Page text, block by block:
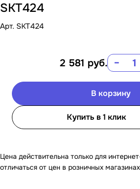
SKT424
Арт. SKT424
2 581 руб. −
В корзину
Купить в 1 клик
Цена действительна только для
отличаться от цен в розничных магазинах